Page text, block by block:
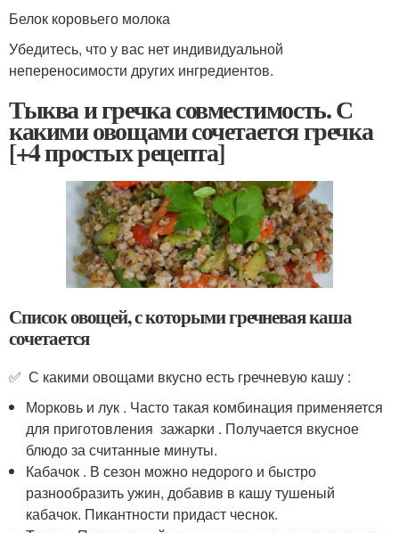
Белок коровьего молока
Убедитесь, что у вас нет индивидуальной
непереносимости других ингредиентов.
Тыква и гречка совместимость. С
какими овощами сочетается гречка
[+4 простых рецепта]
Список овощей, с которыми гречневая каша
сочетается
✅ С какими овощами вкусно есть гречневую кашу :
Морковь и лук . Часто такая комбинация применяется
для приготовления зажарки . Получается вкусное
блюдо за считанные минуты.
Кабачок . В сезон можно недорого и быстро
разнообразить ужин, добавив в кашу тушеный
кабачок. Пикантности придаст чеснок.